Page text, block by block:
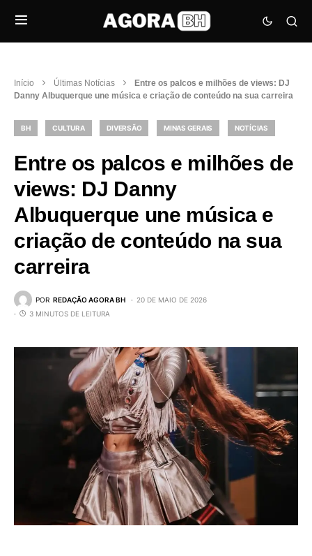
Início Últimas Notícias
Entre os palcos e milhões de views: DJ
Danny Albuquerque une música e criação de conteúdo na sua carreira
BH CULTURA DIVERSÃO MINAS GERAIS NOTÍCIAS
Entre os palcos e milhões de
views: DJ Danny
Albuquerque une música e
criação de conteúdo na sua
carreira
POR REDAÇÃO AGORA BH
20 DE MAIO DE 2026
3 MINUTOS DE LEITURA